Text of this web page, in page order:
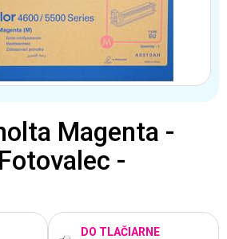
Magenta -
-
DO TLAČIARNE